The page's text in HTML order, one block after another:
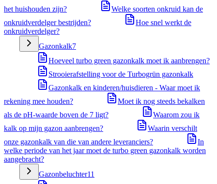
het huishouden zijn?
Welke soorten onkruid kan de
onkruidverdelger bestrijden?
Hoe snel werkt de
onkruidverdelger?
Gazonkalk7
Hoeveel turbo green gazonkalk moet ik aanbrengen?
Strooierafstelling voor de Turbogrün gazonkalk
Gazonkalk en kinderen/huisdieren - Waar moet ik
rekening mee houden?
Moet ik nog steeds bekalken
als de pH-waarde boven de 7 ligt?
Waarom zou ik
kalk op mijn gazon aanbrengen?
Waarin verschilt
onze gazonkalk van die van andere leveranciers?
In
welke periode van het jaar moet de turbo green gazonkalk worden
aangebracht?
Gazonbeluchter11